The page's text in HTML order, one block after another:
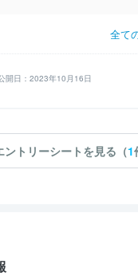
全て
開日：2023年10月16日
ントリーシートを見る（1